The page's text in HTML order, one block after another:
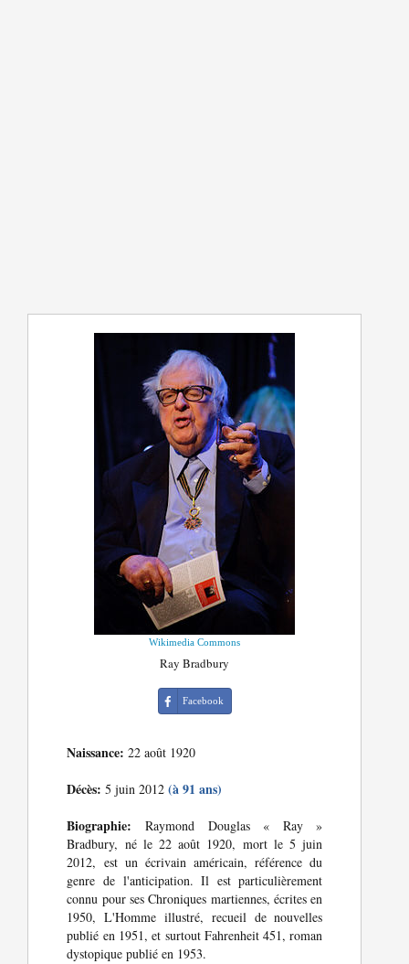
Wikimedia Commons
Ray Bradbury
Facebook
Naissance: 22 août 1920
Décès: 5 juin 2012(à 91 ans)
Biographie: Raymond Douglas « Ray »
Bradbury, né le 22 août 1920, mort le 5 juin
2012, est un écrivain américain, référence du
genre de l'anticipation. Il est particulièrement
connu pour ses Chroniques martiennes, écrites en
1950, L'Homme illustré, recueil de nouvelles
publié en 1951, et surtout Fahrenheit 451, roman
dystopique publié en 1953.